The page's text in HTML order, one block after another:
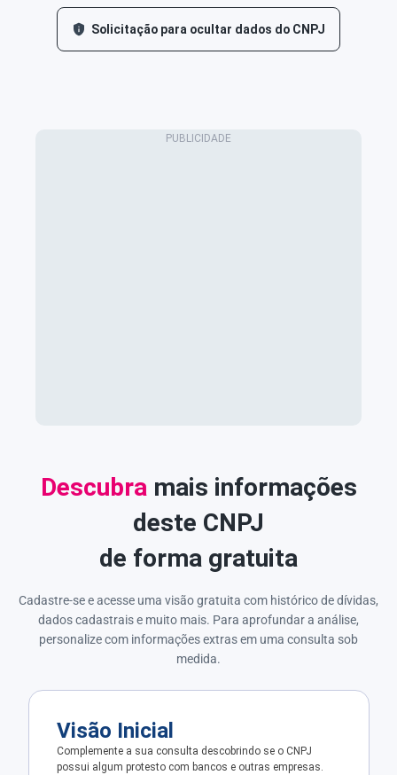
Solicitação para ocultar dados do CNPJ
Descubra mais informações
deste CNPJ
de forma gratuita
Cadastre-se e acesse uma visão gratuita com histórico de dívidas,
dados cadastrais e muito mais. Para aprofundar a análise,
personalize com informações extras em uma consulta sob
medida.
Visão Inicial
Complemente a sua consulta descobrindo se o CNPJ
possui algum protesto com bancos e outras empresas.